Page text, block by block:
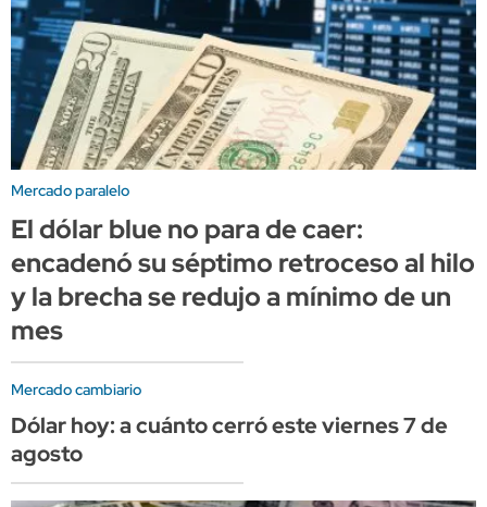
Mercado paralelo
El dólar blue no para de caer:
encadenó su séptimo retroceso al hilo
y la brecha se redujo a mínimo de un
mes
Mercado cambiario
Dólar hoy: a cuánto cerró este viernes 7 de
agosto